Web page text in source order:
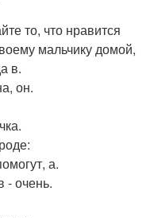
то, что нравится
мальчику домой,
в.
он.
а.
- очень.